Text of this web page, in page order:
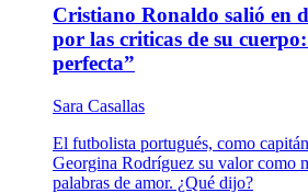
Cristiano Ronaldo salió en
por las criticas de su
perfecta”
Sara Casallas
El futbolista portugués, como
Georgina Rodríguez su valor como
palabras de amor. ¿Qué dijo?